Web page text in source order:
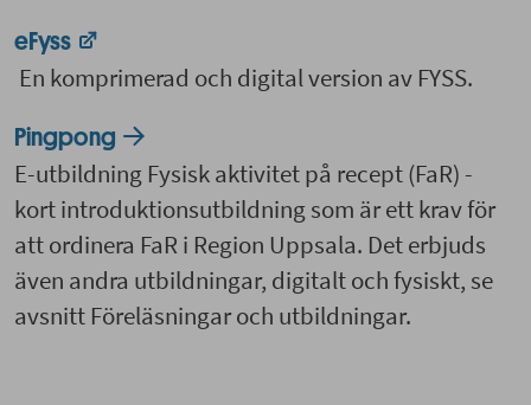
eFyss
En komprimerad och digital version av FYSS.
Pingpong
E-utbildning Fysisk aktivitet på recept (FaR) -
kort introduktionsutbildning som är ett krav för
att ordinera FaR i Region Uppsala. Det erbjuds
även andra utbildningar, digitalt och fysiskt, se
avsnitt Föreläsningar och utbildningar.